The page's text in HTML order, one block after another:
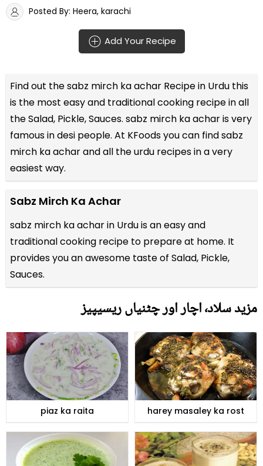
Posted By: Heera, karachi
Add Your Recipe
Find out thesabz mirch ka achar Recipe in Urdu this
is the most easy and traditional cooking recipe in all
theSalad, Pickle, Sauces. sabz mirch ka achar is very
famous in desi people. At KFoods you can find sabz
mirch ka achar and all theurdu recipesin a very
easiest way.
Sabz Mirch Ka Achar
sabz mirch ka achar in Urdu is an easy and
traditional cooking recipe to prepare at home. It
provides you an awesome taste of Salad, Pickle,
Sauces.
مزید سلاد٬ اچار اور چٹنیاں ریسیپیز
piaz ka raita harey masaley ka rost